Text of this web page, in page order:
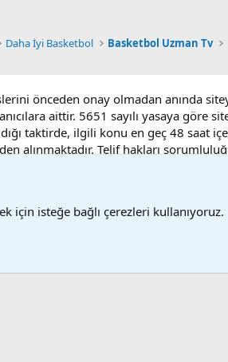
Daha İyi Basketbol Basketbol Uzman Tv
önceden onay olmadan anında
aittir. 5651 sayılı yasaya göre
taktirde, ilgili konu en geç 48 saat
alınmaktadır. Telif hakları
Bize ulaşın
için isteğe bağlı çerezleri kullanıyoruz.